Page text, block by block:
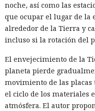
noche, así como las
que ocupar el lugar de la
alrededor de la Tierra y
incluso si la rotación del
El envejecimiento de la
planeta pierde
movimiento de las placas
el ciclo de los materiales
atmósfera. El autor